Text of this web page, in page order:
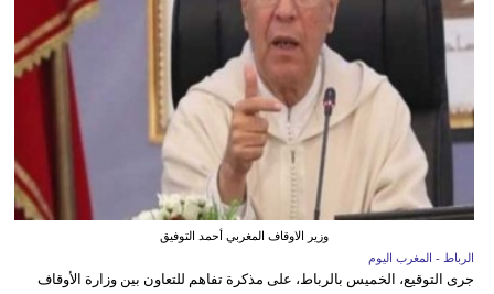
وزير الاوقاف المغربي أحمد التوفيق
الرباط - المغرب اليوم
جرى التوقيع، الخميس بالرباط، على مذكرة تفاهم للتعاون بين وزارة الأوقاف